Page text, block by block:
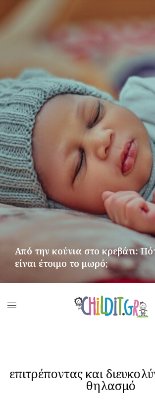
Από την κούνια στο κρεβάτι:
είναι έτοιμο το μωρό;
επιτρέποντας και
θηλασμό